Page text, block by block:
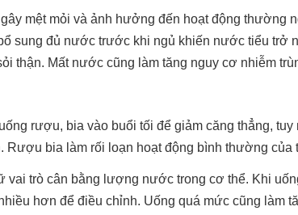
mệt mỏi và ảnh hưởng đến hoạt động thường
sung đủ nước trước khi ngủ khiến nước tiểu trở
thận. Mất nước cũng làm tăng nguy cơ nhiễm
rượu, bia vào buổi tối để giảm căng thẳng,
Rượu bia làm rối loạn hoạt động bình thường của
vai trò cân bằng lượng nước trong cơ thể. Khi
hơn để điều chỉnh. Uống quá mức cũng làm